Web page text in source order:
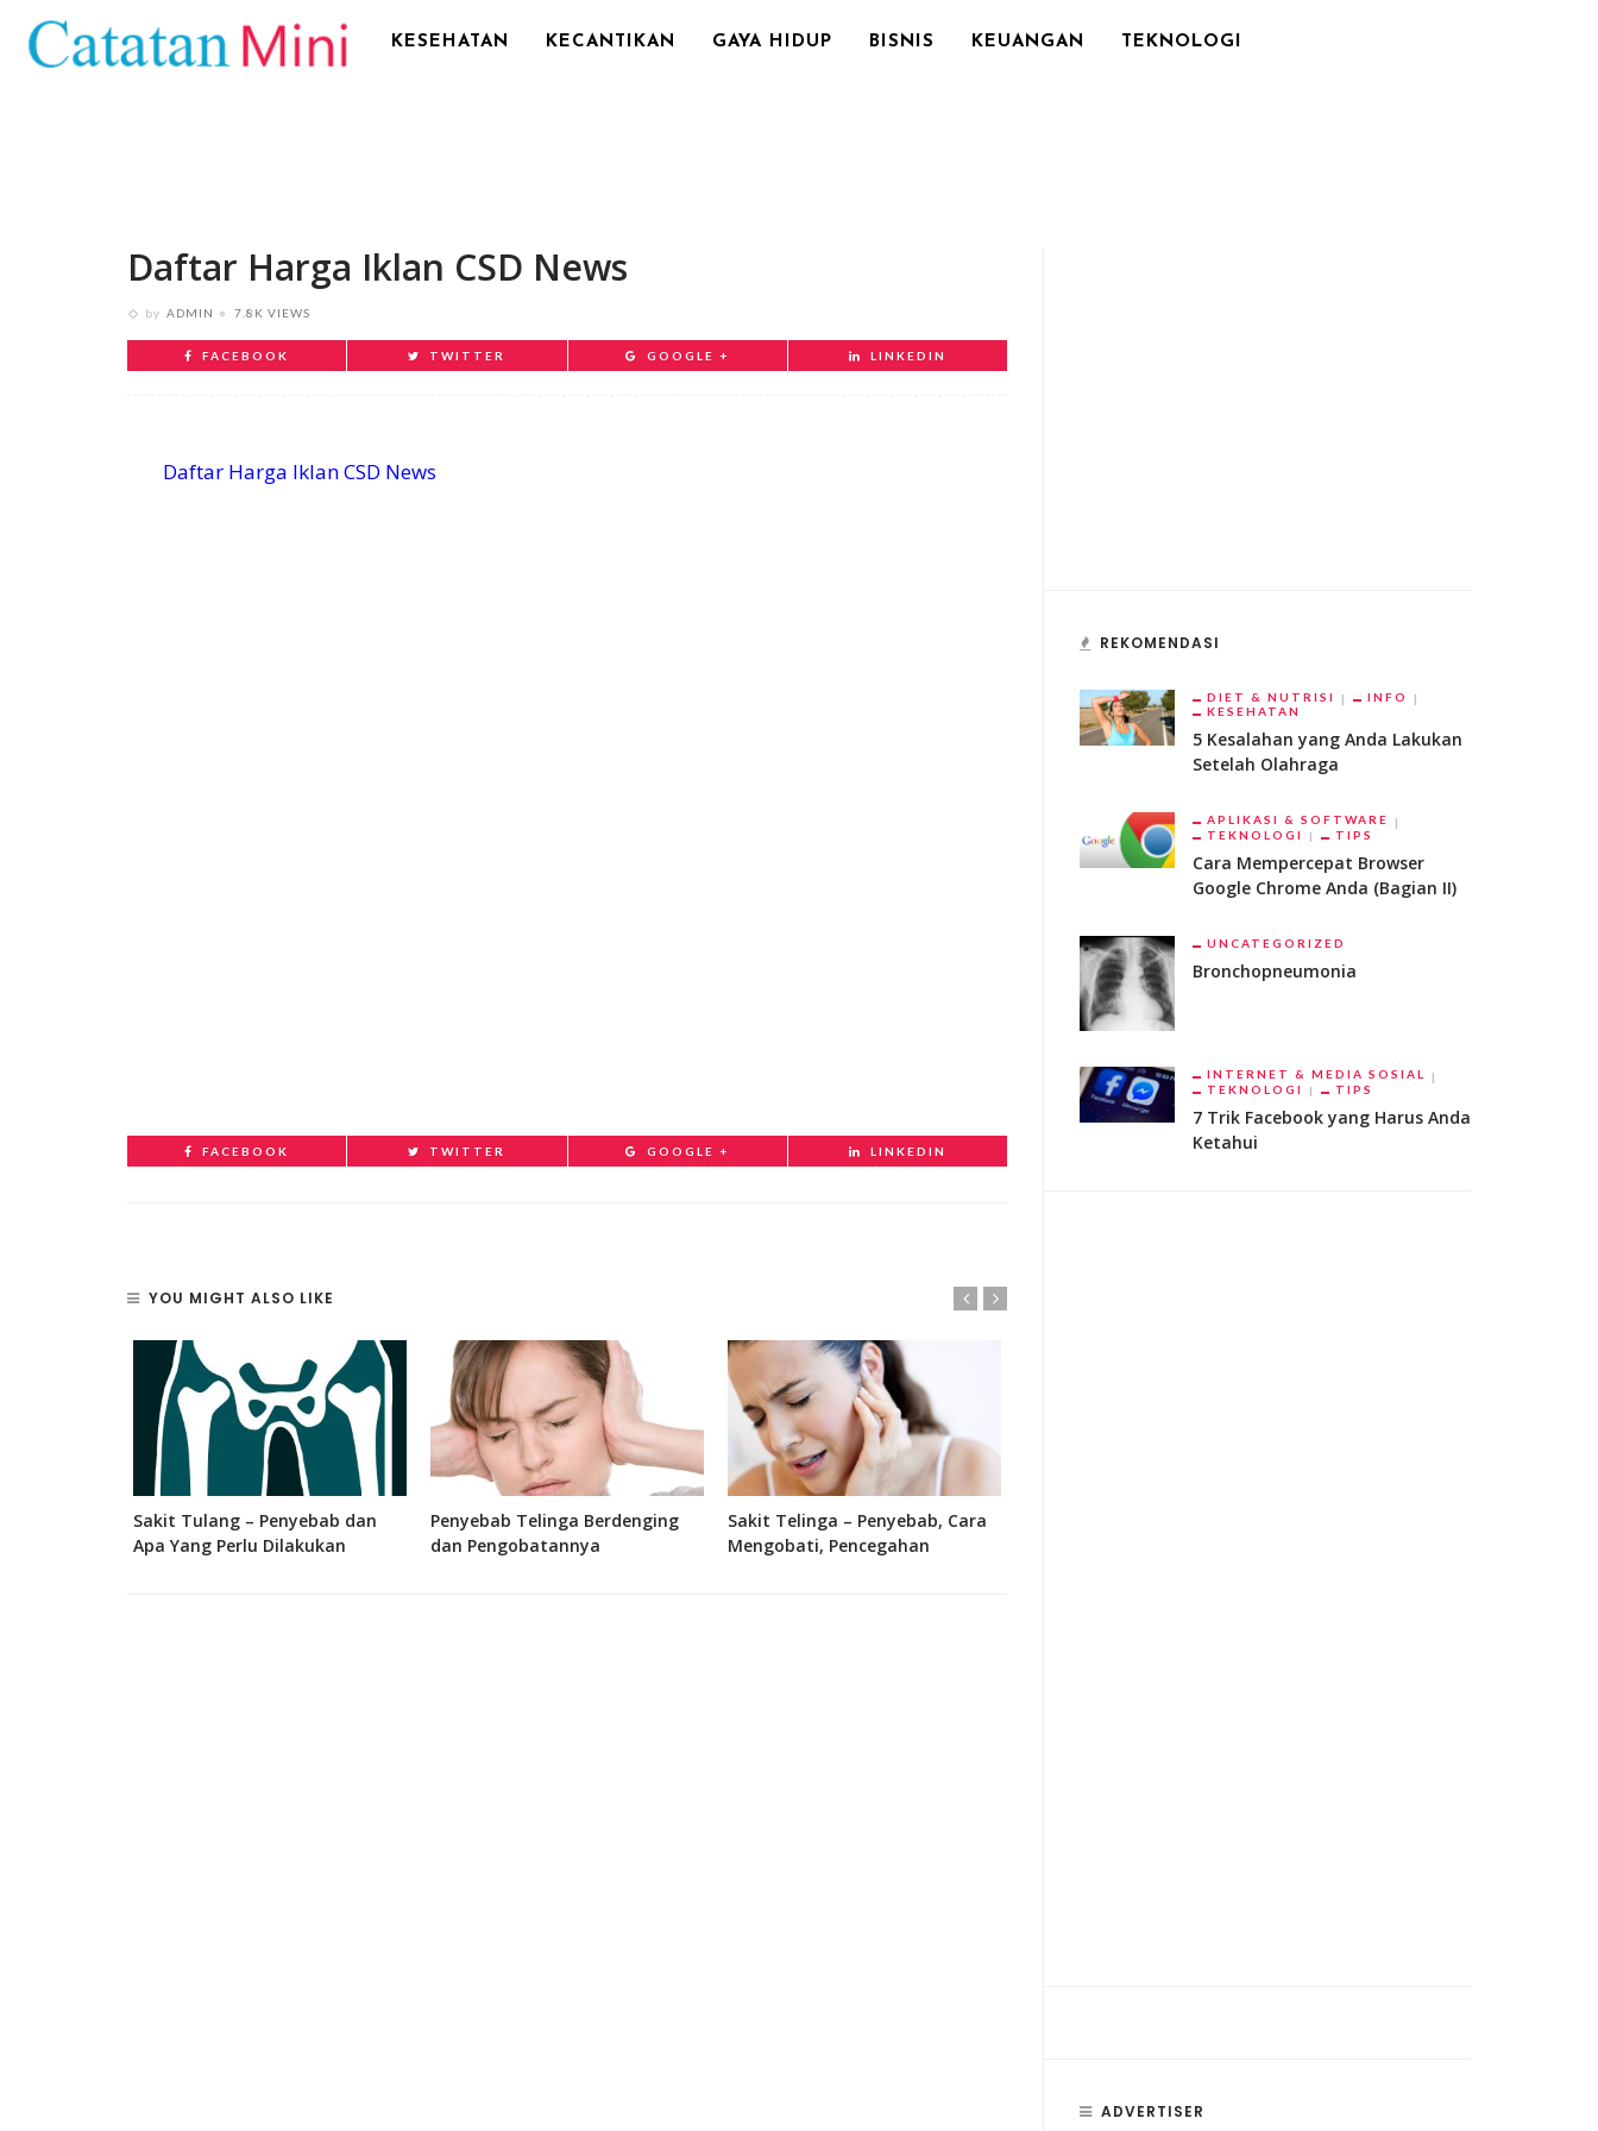
KESEHATAN KECANTIKAN GAYA HIDUP BISNIS KEUANGAN TEKNOLOGI
Daftar Harga Iklan CSD News
by ADMIN 7.8K VIEWS
FACEBOOK TWITTER GOOGLE + LINKEDIN
Daftar Harga Iklan CSD News
FACEBOOK TWITTER GOOGLE + LINKEDIN
YOU MIGHT ALSO LIKE
Sakit Tulang – Penyebab dan
Apa Yang Perlu Dilakukan
Penyebab Telinga Berdenging
dan Pengobatannya
Sakit Telinga – Penyebab, Cara
Mengobati, Pencegahan
REKOMENDASI
DIET & NUTRISI
INFO
KESEHATAN
5 Kesalahan yang Anda Lakukan
Setelah Olahraga
APLIKASI & SOFTWARE
TEKNOLOGI
TIPS
Cara Mempercepat Browser
Google Chrome Anda (Bagian II)
UNCATEGORIZED
Bronchopneumonia
INTERNET & MEDIA SOSIAL
TEKNOLOGI
TIPS
7 Trik Facebook yang Harus Anda
Ketahui
ADVERTISER